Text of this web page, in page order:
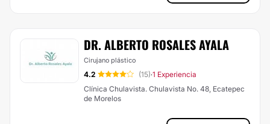
​DR. ALBERTO ROSALES AYALA
Cirujano plástico
4.2 (15)·1 Experiencia
Clínica Chulavista. Chulavista No. 48, Ecatepec
de Morelos